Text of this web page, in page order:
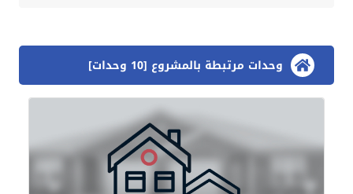
وحدات مرتبطة بالمشروع [10 وحدات]